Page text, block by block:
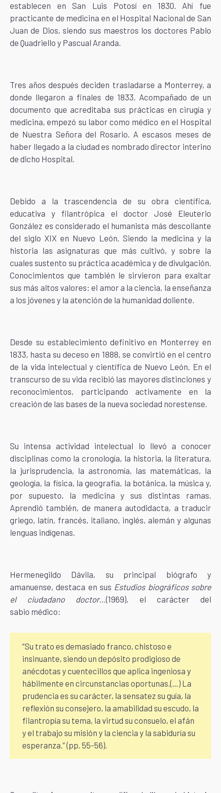
establecen en San Luis Potosí en 1830. Ahí fue
practicante de medicina en el Hospital Nacional de San
Juan de Dios, siendo sus maestros los doctores Pablo
de Quadriello y Pascual Aranda.
Tres años después deciden trasladarse a Monterrey, a
donde llegaron a finales de 1833. Acompañado de un
documento que acreditaba sus prácticas en cirugía y
medicina, empezó su labor como médico en el Hospital
de Nuestra Señora del Rosario. A escasos meses de
haber llegado a la ciudad es nombrado director interino
de dicho Hospital.
Debido a la trascendencia de su obra científica,
educativa y filantrópica el doctor José Eleuterio
González es considerado el humanista más descollante
del siglo XIX en Nuevo León. Siendo la medicina y la
historia las asignaturas que más cultivó, y sobre la
cuales sustento su práctica académica y de divulgación.
Conocimientos que también le sirvieron para exaltar
sus más altos valores: el amor a la ciencia, la enseñanza
a los jóvenes y la atención de la humanidad doliente.
Desde su establecimiento definitivo en Monterrey en
1833, hasta su deceso en 1888, se convirtió en el centro
de la vida intelectual y científica de Nuevo León. En el
transcurso de su vida recibió las mayores distinciones y
reconocimientos, participando activamente en la
creación de las bases de la nueva sociedad norestense.
Su intensa actividad intelectual lo llevó a conocer
disciplinas como la cronología, la historia, la literatura,
la jurisprudencia, la astronomía, las matemáticas, la
geología, la física, la geografía, la botánica, la música y,
por supuesto, la medicina y sus distintas ramas.
Aprendió también, de manera autodidacta, a traducir
griego, latín, francés, italiano, inglés, alemán y algunas
lenguas indígenas.
Hermenegildo Dávila, su principal biógrafo y
amanuense, destaca en sus Estudios biográficos sobre
el ciudadano doctor…(1969), el carácter del
sabio médico:
“Su trato es demasiado franco, chistoso e
insinuante, siendo un depósito prodigioso de
anécdotas y cuentecillos que aplica ingeniosa y
hábilmente en circunstancias oportunas.(…) La
prudencia es su carácter, la sensatez su guía, la
reflexión su consejero, la amabilidad su escudo, la
filantropía su tema, la virtud su consuelo, el afán
y el trabajo su misión y la ciencia y la sabiduría su
esperanza.” (pp. 55-56).